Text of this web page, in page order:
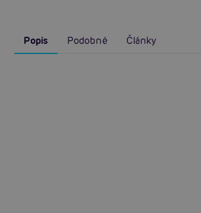
Popis Podobné Články